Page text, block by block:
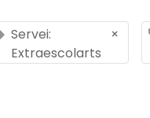
Servei:
Extraescolarts
×